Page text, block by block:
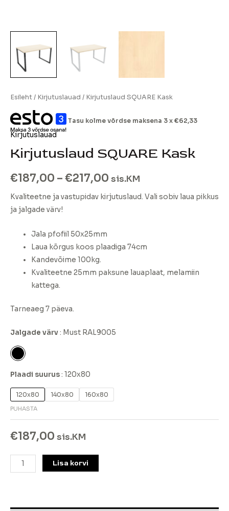
Esileht/ Kirjutuslauad / Kirjutuslaud SQUARE Kask
Tasu kolme võrdse maksena 3 x €62,33
Kirjutuslauad
Kirjutuslaud SQUARE Kask
€187,00 –€217,00 sis.KM
Kvaliteetne ja vastupidav kirjutuslaud. Vali sobiv laua pikkus
ja jalgade värv!
Jala pfofiil 50x25mm
Laua kõrgus koos plaadiga 74cm
Kandevõime 100kg.
Kvaliteetne 25mm paksune lauaplaat, melamiin
kattega.
Tarneaeg 7 päeva.
Jalgade värv Must RAL9005
Plaadi suurus 120x80
120x80 140x80 160x80
PUHASTA
€187,00 sis.KM
Lisa korvi